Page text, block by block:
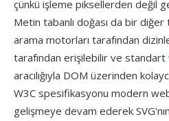
çünkü işleme piksellerden değil
Metin tabanlı doğası da bir
arama motorları tarafından
tarafından erişilebilir ve standart
aracılığıyla DOM üzerinden
W3C spesifikasyonu modern
gelişmeye devam ederek